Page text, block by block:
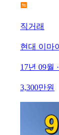
직거래
현대 이마
17년 09월
3,300만원